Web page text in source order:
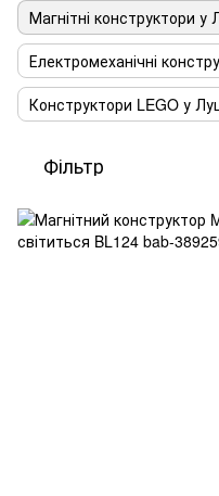
Магнітні конструктори у
Електромеханічні
Конструктори LEGO у
Фільтр